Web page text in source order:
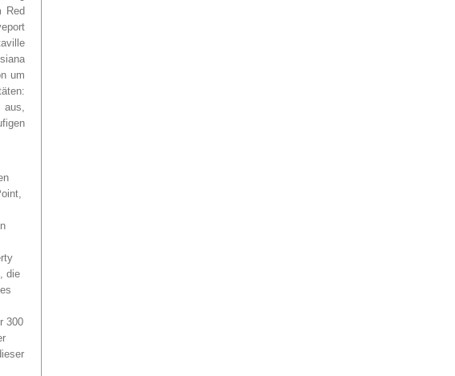
Red
um
aus,
die
300